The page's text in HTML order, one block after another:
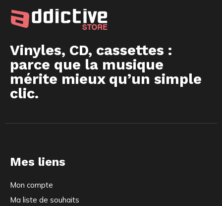
Vinyles, CD, cassettes :
parce que la musique
mérite mieux qu’un simple
clic.
Mes liens
Mon compte
Ma liste de souhaits